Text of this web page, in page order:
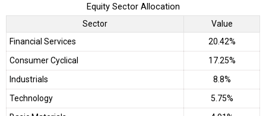
Equity Sector Allocation
Sector
Value
Financial Services
20.42%
Consumer Cyclical
17.25%
Industrials
8.8%
Technology
5.75%